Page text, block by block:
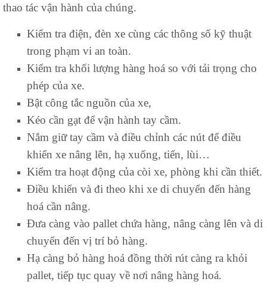
thao tác vận hành của chúng.
Kiểm tra điện, đèn xe cùng các thông số kỹ thuật
trong phạm vi an toàn.
Kiểm tra khối lượng hàng hoá so với tải trọng cho
phép của xe.
Bật công tắc nguồn của xe,
Kéo cần gạt để vận hành tay cầm.
Nắm giữ tay cầm và điều chỉnh các nút để điều
khiển xe nâng lên, hạ xuống, tiến, lùi…
Kiểm tra hoạt động của còi xe, phòng khi cần thiết.
Điều khiển và đi theo khi xe di chuyển đến hàng
hoá cần nâng.
Đưa càng vào pallet chứa hàng, nâng càng lên và di
chuyển đến vị trí bỏ hàng.
Hạ càng bỏ hàng hoá đồng thời rút càng ra khỏi
pallet, tiếp tục quay về nơi nâng hàng hoá.